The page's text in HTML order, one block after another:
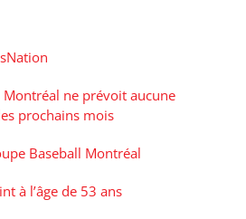
Montréal ne prévoit aucune
prochains mois
Baseball Montréal
à l’âge de 53 ans